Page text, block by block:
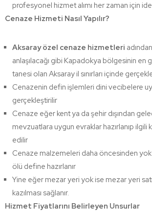
profesyonel hizmet alımı her zaman için
Cenaze Hizmeti Nasıl Yapılır?
Aksaray özel cenaze hizmetleri
anlaşılacağı gibi Kapadokya bölgesinin en
tanesi olan Aksaray il sınırları içinde
Cenazenin defin işlemleri dini vecibelere
gerçekleştirilir
Cenaze eğer kent ya da şehir dışından
mevzuatlara uygun evraklar hazırlanıp ilgili
edilir
Cenaze malzemeleri daha öncesinden
ölü define hazırlanır
Yine eğer mezar yeri yok ise mezar yeri
kazılması sağlanır.
Hizmet Fiyatlarını Belirleyen Unsurlar